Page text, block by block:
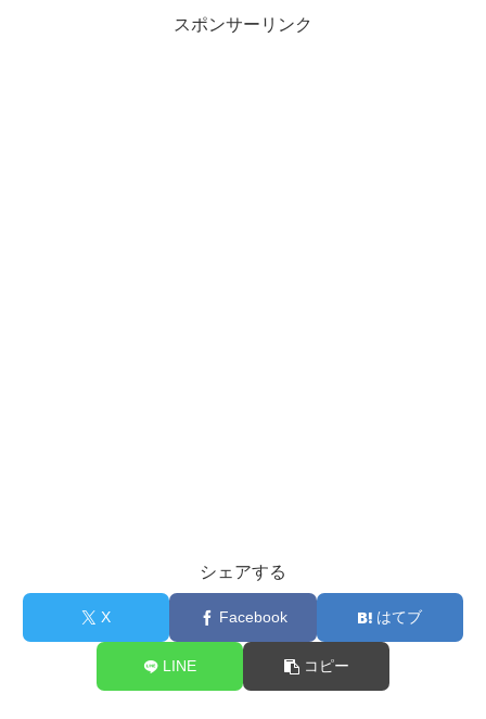
スポンサーリンク
シェアする
X Facebook はてブ
LINE コピー